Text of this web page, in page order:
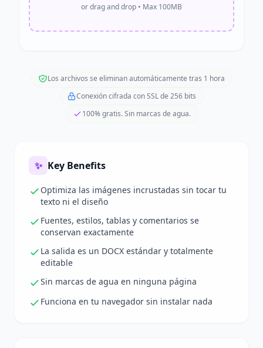
or drag and drop • Max 100MB
Los archivos se eliminan automáticamente tras 1 hora
Conexión cifrada con SSL de 256 bits
100% gratis. Sin marcas de agua.
✨ Key Benefits
Optimiza las imágenes incrustadas sin tocar tu
texto ni el diseño
Fuentes, estilos, tablas y comentarios se
conservan exactamente
La salida es un DOCX estándar y totalmente
editable
Sin marcas de agua en ninguna página
Funciona en tu navegador sin instalar nada